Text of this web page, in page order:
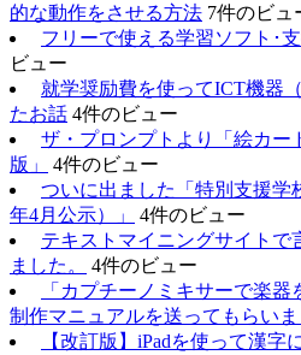
的な動作をさせる方法 7件のビュ
フリーで使える学習ソフト･
ビュー
就学奨励費を使ってICT機器
たお話 4件のビュー
ザ・プロンプトより「絵カー
版」
4件のビュー
ついに出ました「特別支援学
年4月公示）」
4件のビュー
テキストマイニングサイトで
ました。
4件のビュー
「カプチーノミキサーで楽
制作マニュアルを送ってもらいま
【改訂版】iPadを使って漢字